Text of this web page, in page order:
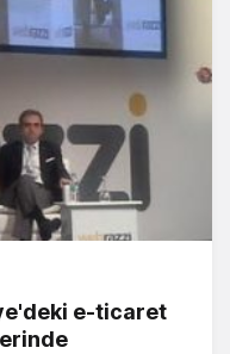
e-ticaret